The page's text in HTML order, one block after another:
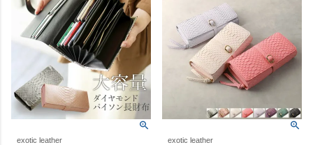
exotic leather exotic leather